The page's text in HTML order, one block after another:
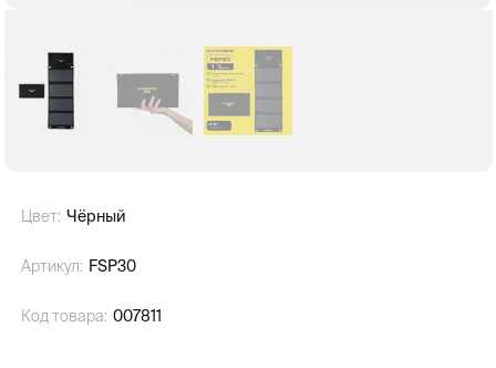
Цвет: Чёрный
Артикул: FSP30
Код товара: 007811